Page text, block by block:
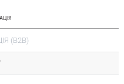
(B2B)